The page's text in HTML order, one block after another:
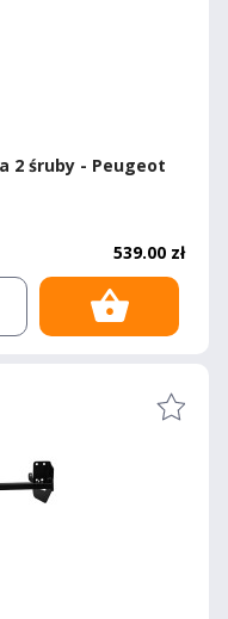
2 śruby - Peugeot
539.00 zł